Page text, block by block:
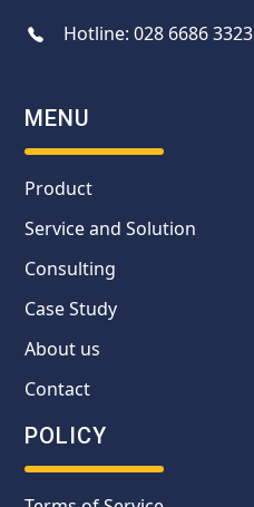
Hotline:028 6686 3323
MENU
Product
Service and Solution
Consulting
Case Study
About us
Contact
POLICY